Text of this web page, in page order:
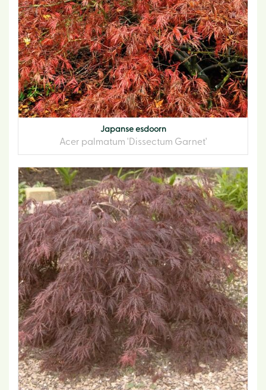
Japanse esdoorn
Acer palmatum 'Dissectum Garnet'